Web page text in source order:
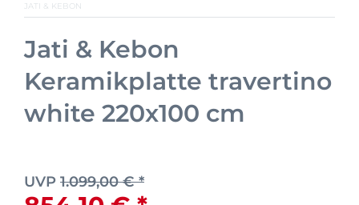
JATI & KEBON
Jati & Kebon
Keramikplatte travertino
white 220x100 cm
UVP 1.099,00 € *